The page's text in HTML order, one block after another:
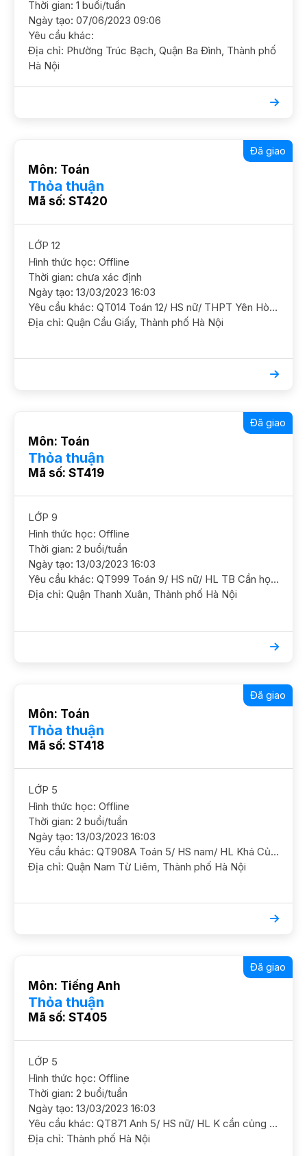
Thời gian: 1 buổi/tuần
Ngày tạo: 07/06/2023 09:06
Yêu cầu khác:
Địa chỉ: Phường Trúc Bạch, Quận Ba Đình, Thành phố
Hà Nội
Môn: Toán
Thỏa thuận
Mã số: ST420
Đã giao
LỚP 12
Hình thức học: Offline
Thời gian: chưa xác định
Ngày tạo: 13/03/2023 16:03
Yêu cầu khác: QT014 Toán 12/ HS nữ/ THPT Yên Hòa/ HK TB Cần nắm chắc kiến thức cơ bản, nâng cao thêm, luyện đề GS nữ. ĐC Ngõ 61 Yên Hòa, Cầu Giấy Học phí 220k - 280k/b/2h
Địa chỉ: Quận Cầu Giấy, Thành phố Hà Nội
Môn: Toán
Thỏa thuận
Mã số: ST419
Đã giao
LỚP 9
Hình thức học: Offline
Thời gian: 2 buổi/tuần
Ngày tạo: 13/03/2023 16:03
Yêu cầu khác: QT999 Toán 9/ HS nữ/ HL TB Cần học cơ bản chắc kiến thức Toán và ôn luyện thêm GS nam. ĐC C13 ngõ 99 Định Công Hạ HS trống lịch tối T256 hoặc chiều T7, chiều CN
Địa chỉ: Quận Thanh Xuân, Thành phố Hà Nội
Môn: Toán
Thỏa thuận
Mã số: ST418
Đã giao
LỚP 5
Hình thức học: Offline
Thời gian: 2 buổi/tuần
Ngày tạo: 13/03/2023 16:03
Yêu cầu khác: QT908A Toán 5/ HS nam/ HL Khá Củng cố toán nâng cao và luyện đề thi CLC ĐC KĐT VIGLACERA Tây Mỗ, 272 Hữu Hưng, Đại Mỗ, Nam Từ Liêm Học 2h chiều tối thứ 4 (6h-9h), chiều tối thứ 7 hoặc CN (8-10H) GS nam nữ ok
Địa chỉ: Quận Nam Từ Liêm, Thành phố Hà Nội
Môn: Tiếng Anh
Thỏa thuận
Mã số: ST405
Đã giao
LỚP 5
Hình thức học: Offline
Thời gian: 2 buổi/tuần
Ngày tạo: 13/03/2023 16:03
Yêu cầu khác: QT871 Anh 5/ HS nữ/ HL K cần củng cố thêm ngữ pháp và luyện các dạng bài thi Mục tiêu thi NTN, Ams, chuyên ngữ ĐC 136 Hồ Tùng Mậu. GS nữ, có kinh nghiệm
Địa chỉ: Thành phố Hà Nội